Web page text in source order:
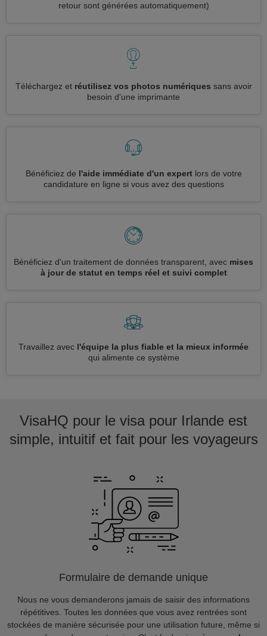
retour sont générées automatiquement)
Téléchargez et réutilisez vos photos numériques sans avoir
besoin d'une imprimante
Bénéficiez de l'aide immédiate d'un expertlors de votre
candidature en ligne si vous avez des questions
Bénéficiez d'un traitement de données transparent, avec mises
à jour de statut en temps réel et suivi complet
Travaillez avec l'équipe la plus fiable et la mieux informée
qui alimente ce système
VisaHQ pour le visa pour Irlande est
simple, intuitif et fait pour les voyageurs
Formulaire de demande unique
Nous ne vous demanderons jamais de saisir des informations
répétitives. Toutes les données que vous avez rentrées sont
stockées de manière sécurisée pour une utilisation future, même si